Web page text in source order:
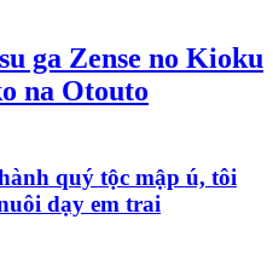
ga Zense no Kioku
na Otouto
quý tộc mập ú, tôi
dạy em trai